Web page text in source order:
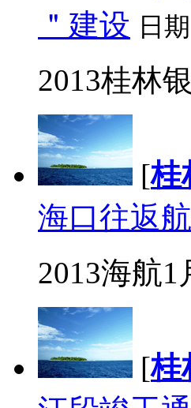
＂建设 日期
2013桂林
[桂
海口往返
2013海航
[桂